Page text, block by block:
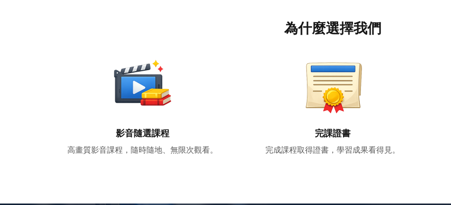
為什麼選擇我們
影音隨選課程
高畫質影音課程，隨時隨地、無限次觀看。
完課證書
完成課程取得證書，學習成果看得見。